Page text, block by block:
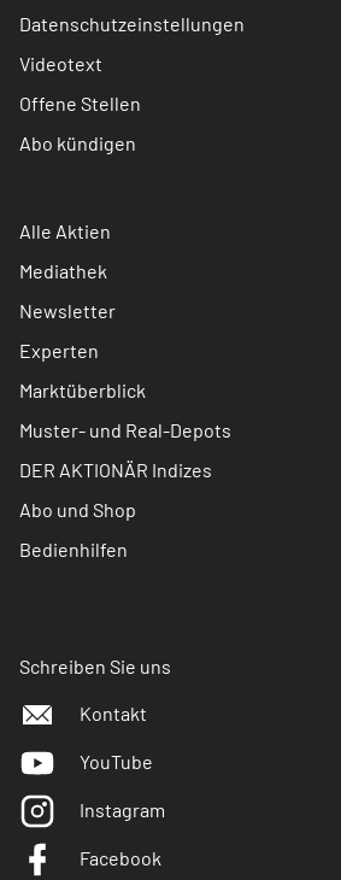
Datenschutzeinstellungen
Videotext
Offene Stellen
Abo kündigen
Alle Aktien
Mediathek
Newsletter
Experten
Marktüberblick
Muster- und Real-Depots
DER AKTIONÄR Indizes
Abo und Shop
Bedienhilfen
Schreiben Sie uns
Kontakt
YouTube
Instagram
Facebook